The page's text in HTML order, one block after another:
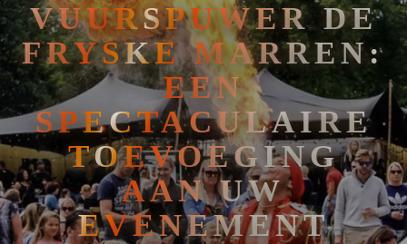
VUURSPUWER DE
FRYSKE MARREN:
EEN
SPECTACULAIRE
TOEVOEGING
AAN UW
EVENEMENT